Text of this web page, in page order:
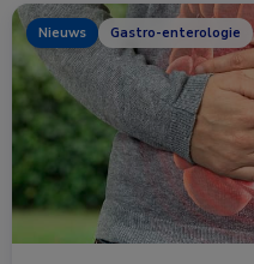
Nieuws Gastro-enterologie